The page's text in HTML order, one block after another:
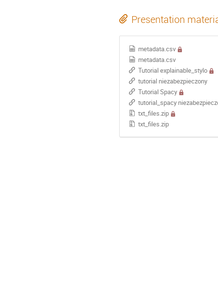
Presentation
metadata.csv
metadata.csv
Tutorial explainable_stylo
tutorial niezabezpieczony
Tutorial Spacy
tutorial_spacy
txt_files.zip
txt_files.zip